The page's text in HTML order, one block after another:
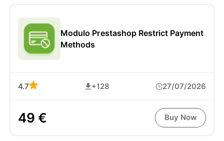
Modulo Prestashop Restrict Payment
Methods
4.7 +128 27/07/2026
49 € Buy Now